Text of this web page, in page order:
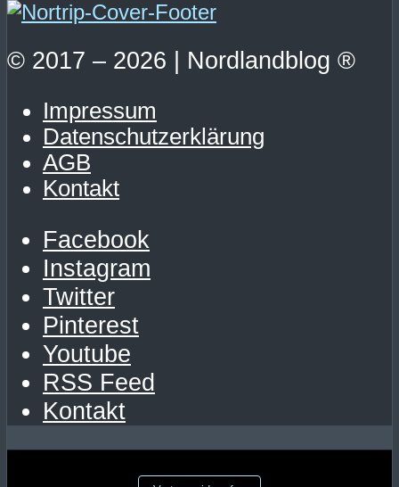
© 2017 – 2026 | Nordlandblog ®
Impressum
Datenschutzerklärung
AGB
Kontakt
Facebook
Instagram
Twitter
Pinterest
Youtube
RSS Feed
Kontakt